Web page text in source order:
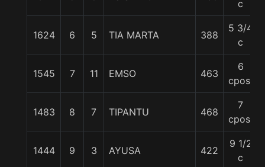
c
1624 6 5 TIA MARTA 388
5 3/4
c
1545 7 11 EMSO 463
6
cpos.
1483 8 7 TIPANTU 468
7
cpos.
1444 9 3 AYUSA 422
9 1/2
c